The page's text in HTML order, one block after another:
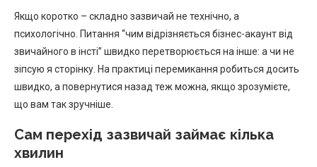
Якщо коротко – складно зазвичай не технічно, а
психологічно. Питання “чим відрізняється бізнес-акаунт від
звичайного в інсті” швидко перетворюється на інше: а чи не
зіпсую я сторінку. На практиці перемикання робиться досить
швидко, а повернутися назад теж можна, якщо зрозумієте,
що вам так зручніше.
Сам перехід зазвичай займає кілька
хвилин